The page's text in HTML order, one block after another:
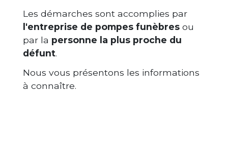
Les démarches sont accomplies par
l'entreprise de pompes funèbres ou
par la personne la plus proche du
défunt.
Nous vous présentons les informations
à connaître.